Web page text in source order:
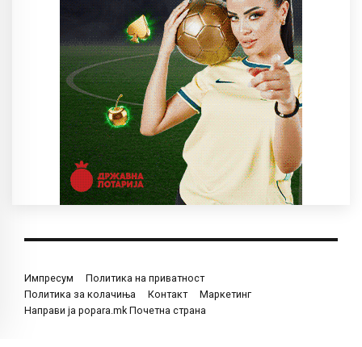
Импресум
Политика на приватност
Политика за колачиња
Контакт
Маркетинг
Направи ја popara.mk Почетна страна